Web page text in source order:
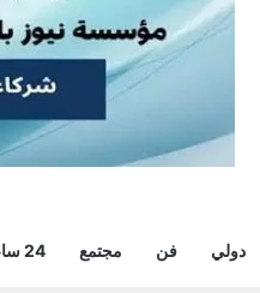
دولي فن مجتمع 24 ساعة